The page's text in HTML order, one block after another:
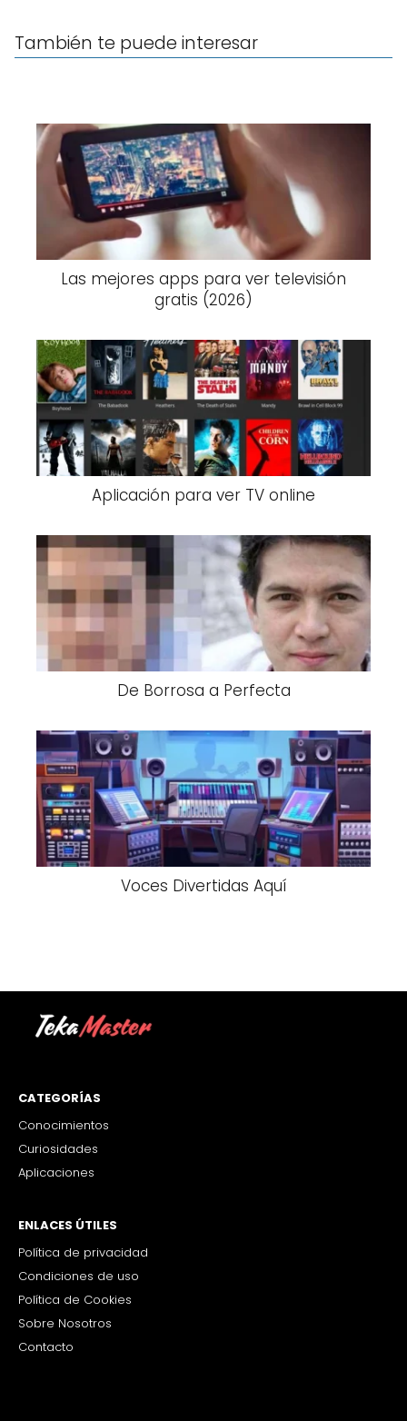
También te puede interesar
Las mejores apps para ver televisión
gratis (2026)
Aplicación para ver TV online
De Borrosa a Perfecta
Voces Divertidas Aquí
CATEGORÍAS
Conocimientos
Curiosidades
Aplicaciones
ENLACES ÚTILES
Política de privacidad
Condiciones de uso
Política de Cookies
Sobre Nosotros
Contacto